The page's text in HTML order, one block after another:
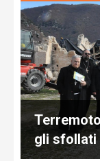
gli sfollati